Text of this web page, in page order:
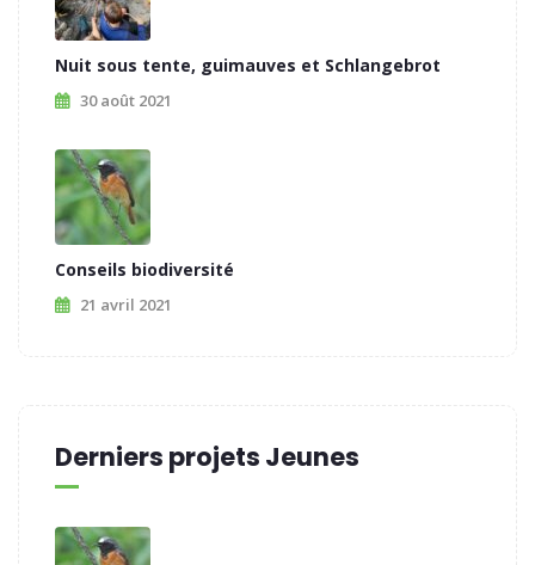
Nuit sous tente, guimauves et Schlangebrot
30 août 2021
Conseils biodiversité
21 avril 2021
Derniers projets Jeunes